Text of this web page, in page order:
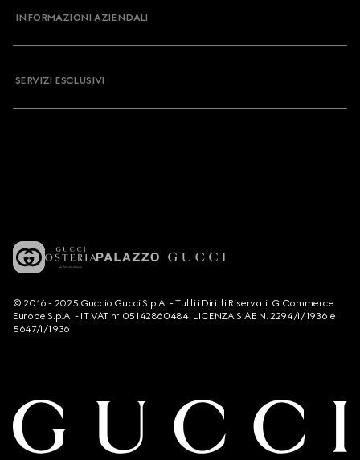
INFORMAZIONI AZIENDALI
SERVIZI ESCLUSIVI
© 2016 - 2025 Guccio Gucci S.p.A. - Tutti i Diritti Riservati. G Commerce
Europe S.p.A. - IT VAT nr 05142860484. LICENZA SIAE N. 2294/I/1936 e
5647/I/1936